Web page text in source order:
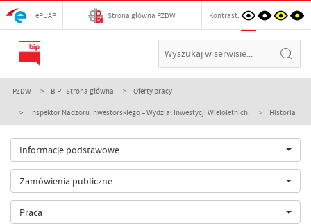
ePUAP Strona główna PZDW Kontrast:
PZDW BIP - Strona główna Oferty pracy
Inspektor Nadzoru Inwestorskiego – Wydział Inwestycji Wieloletnich. Historia
Informacje podstawowe
Zamówienia publiczne
Praca